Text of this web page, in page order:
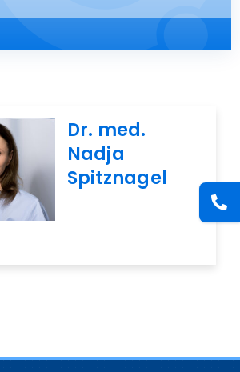
Dr. med.
Nadja
Spitznagel